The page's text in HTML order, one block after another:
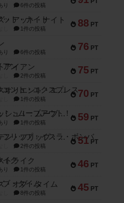
り 6件の投稿
88 PT
・アット・ナイト
1件の投稿
76 PT
り 6件の投稿
75 PT
アイアン
2件の投稿
70 PT
トランスオリエント・エクスプレス
1件の投稿
59 PT
アンブッシュ！：ムーブアウト！
り 1件の投稿
51 PT
キャプテン・フリップ：イスラ・ボンバ
2件の投稿
46 PT
トライク
り 1件の投稿
45 PT
・オブ・タイム
8件の投稿